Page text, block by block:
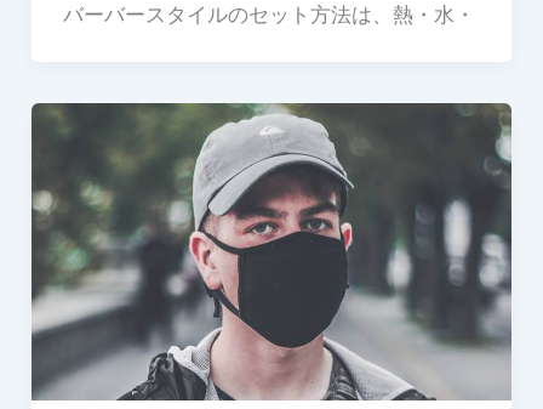
バーバースタイルのセット方法は、熱・水・